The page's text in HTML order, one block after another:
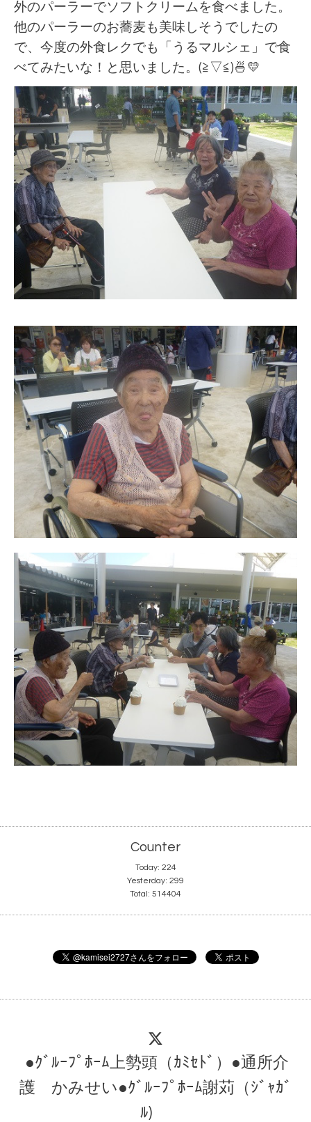
外のパーラーでソフトクリームを食べました。
他のパーラーのお蕎麦も美味しそうでしたの
で、今度の外食レクでも「うるマルシェ」で食
べてみたいな！と思いました。(≧▽≦)🍜💛
Counter
Today: 224
Yesterday: 299
Total: 514404
●ｸﾞﾙｰﾌﾟﾎｰﾑ上勢頭（ｶﾐｾﾄﾞ）●通所介
護 かみせい●ｸﾞﾙｰﾌﾟﾎｰﾑ謝苅（ｼﾞｬｶﾞ
ﾙ)